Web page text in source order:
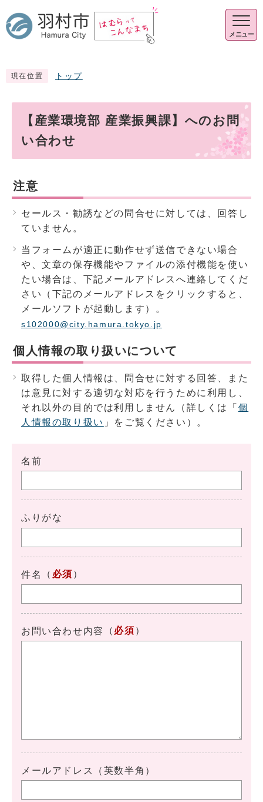
メニュー
現在位置 トップ
【産業環境部 産業振興課】へのお問
い合わせ
注意
セールス・勧誘などの問合せに対しては、回答し
ていません。
当フォームが適正に動作せず送信できない場合
や、文章の保存機能やファイルの添付機能を使い
たい場合は、下記メールアドレスへ連絡してくだ
さい（下記のメールアドレスをクリックすると、
メールソフトが起動します）。
s102000@city.hamura.tokyo.jp
個人情報の取り扱いについて
取得した個人情報は、問合せに対する回答、また
は意見に対する適切な対応を行うために利用し、
それ以外の目的では利用しません（詳しくは「 個
人情報の取り扱い 」をご覧ください）。
名前
ふりがな
件名 （ 必須 ）
お問い合わせ内容 （ 必須 ）
メールアドレス（英数半角）